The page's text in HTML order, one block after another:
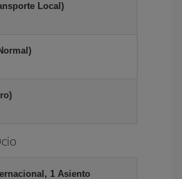
Local)
1 Asiento